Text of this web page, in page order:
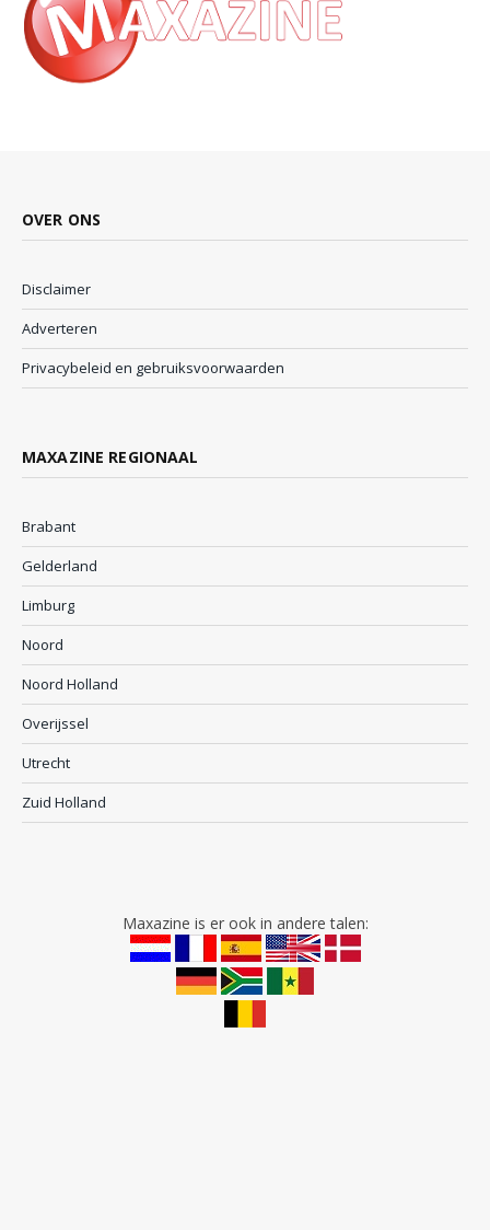
OVER ONS
Disclaimer
Adverteren
Privacybeleid en gebruiksvoorwaarden
MAXAZINE REGIONAAL
Brabant
Gelderland
Limburg
Noord
Noord Holland
Overijssel
Utrecht
Zuid Holland
Maxazine is er ook in andere talen: